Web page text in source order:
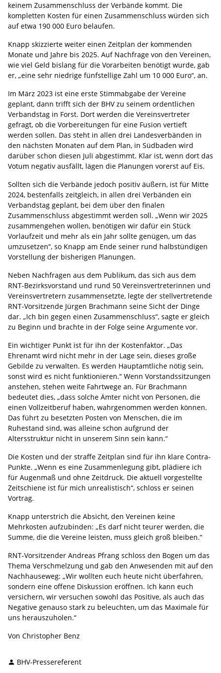
keinem Zusammenschluss der Verbände kommt. Die
kompletten Kosten für einen Zusammenschluss würden sich
auf etwa 190 000 Euro belaufen.
Knapp skizzierte weiter einen Zeitplan der kommenden
Monate und Jahre bis 2025. Auf Nachfrage von den Vereinen,
wie viel Geld bislang für die Vorarbeiten benötigt wurde, gab
er, „eine sehr niedrige fünfstellige Zahl um 10 000 Euro“, an.
Im März 2023 ist eine erste Stimmabgabe der Vereine
geplant, dann trifft sich der BHV zu seinem ordentlichen
Verbandstag in Forst. Dort werden die Vereinsvertreter
gefragt, ob die Vorbereitungen für eine Fusion vertieft
werden sollen. Das steht in allen drei Landesverbänden in
den nächsten Monaten auf dem Plan, in Südbaden wird
darüber schon diesen Juli abgestimmt. Klar ist, wenn dort das
Votum negativ ausfällt, lägen die Planungen vorerst auf Eis.
Sollten sich die Verbände jedoch positiv äußern, ist für Mitte
2024, bestenfalls zeitgleich, in allen drei Verbänden ein
Verbandstag geplant, bei dem über den finalen
Zusammenschluss abgestimmt werden soll. „Wenn wir 2025
zusammengehen wollen, benötigen wir dafür ein Stück
Vorlaufzeit und mehr als ein Jahr sollte genügen, um das
umzusetzen“, so Knapp am Ende seiner rund halbstündigen
Vorstellung der bisherigen Planungen.
Neben Nachfragen aus dem Publikum, das sich aus dem
RNT-Bezirksvorstand und rund 50 Vereinsvertreterinnen und
Vereinsvertretern zusammensetzte, legte der stellvertretende
RNT-Vorsitzende Jürgen Brachmann seine Sicht der Dinge
dar. „Ich bin gegen einen Zusammenschluss“, sagte er gleich
zu Beginn und brachte in der Folge seine Argumente vor.
Ein wichtiger Punkt ist für ihn der Kostenfaktor. „Das
Ehrenamt wird nicht mehr in der Lage sein, dieses große
Gebilde zu verwalten. Es werden Hauptamtliche nötig sein,
sonst wird es nicht funktionieren.“ Wenn Vorstandssitzungen
anstehen, stehen weite Fahrtwege an. Für Brachmann
bedeutet dies, „dass solche Ämter nicht von Personen, die
einen Vollzeitberuf haben, wahrgenommen werden können.
Das führt zu besetzten Posten von Menschen, die im
Ruhestand sind, was alleine schon aufgrund der
Altersstruktur nicht in unserem Sinn sein kann.“
Die Kosten und der straffe Zeitplan sind für ihn klare Contra-
Punkte. „Wenn es eine Zusammenlegung gibt, plädiere ich
für Augenmaß und ohne Zeitdruck. Die aktuell vorgestellte
Zeitschiene ist für mich unrealistisch“, schloss er seinen
Vortrag.
Knapp unterstrich die Absicht, den Vereinen keine
Mehrkosten aufzubinden: „Es darf nicht teurer werden, die
Summe, die die Vereine leisten, muss gleich groß bleiben.“
RNT-Vorsitzender Andreas Pfrang schloss den Bogen um das
Thema Verschmelzung und gab den Anwesenden mit auf den
Nachhauseweg: „Wir wollten euch heute nicht überfahren,
sondern eine offene Diskussion eröffnen. Ich kann euch
versichern, wir versuchen sowohl das Positive, als auch das
Negative genauso stark zu beleuchten, um das Maximale für
uns herauszuholen.“
Von Christopher Benz
BHV-Pressereferent